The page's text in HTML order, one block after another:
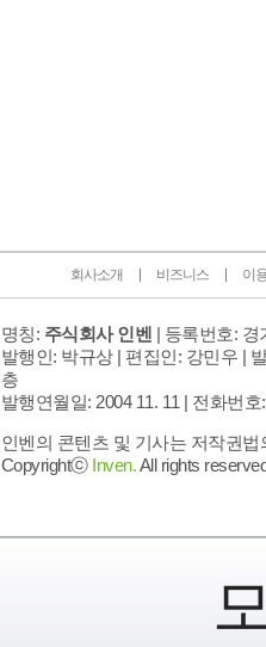
회사소개 비즈니스 이
명칭: 주식회사 인벤 | 등록번호: 경
발행인: 박규상 | 편집인: 강민우 |
층
발행연월일: 2004 11. 11 | 전화번호
인벤의 콘텐츠 및 기사는 저작권
Copyrightⓒ Inven.All rights